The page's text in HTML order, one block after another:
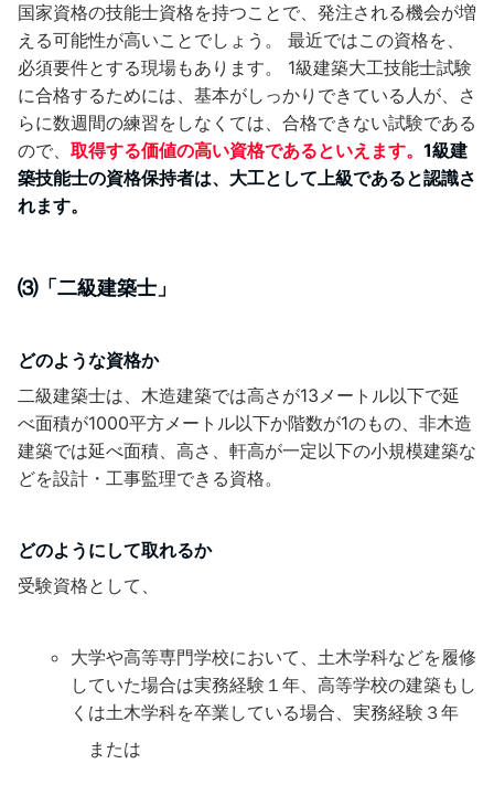
国家資格の技能士資格を持つことで、発注される機会が増
える可能性が高いことでしょう。 最近ではこの資格を、
必須要件とする現場もあります。 1級建築大工技能士試験
に合格するためには、基本がしっかりできている人が、さ
らに数週間の練習をしなくては、合格できない試験である
ので、 取得する価値の高い資格であるといえます。 1級建
築技能士の資格保持者は、大工として上級であると認識さ
れます。
⑶「二級建築士」
どのような資格か
二級建築士は、木造建築では高さが13メートル以下で延
べ面積が1000平方メートル以下か階数が1のもの、非木造
建築では延べ面積、高さ、軒高が一定以下の小規模建築な
どを設計・工事監理できる資格。
どのようにして取れるか
受験資格として、
大学や高等専門学校において、土木学科などを履修
していた場合は実務経験１年、高等学校の建築もし
くは土木学科を卒業している場合、実務経験３年
または